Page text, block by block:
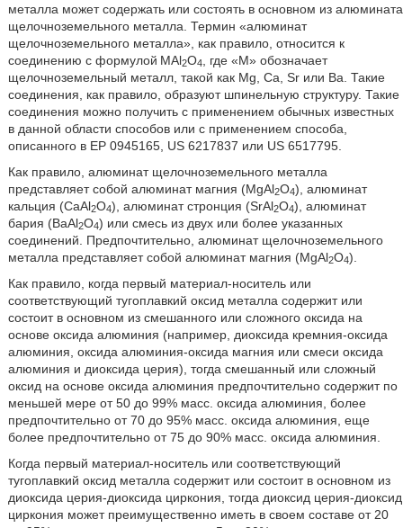
металла может содержать или состоять в основном из алюмината
щелочноземельного металла. Термин «алюминат
щелочноземельного металла», как правило, относится к
соединению с формулой MAl2O4
, где «M» обозначает
щелочноземельный металл, такой как Mg, Ca, Sr или Ba. Такие
соединения, как правило, образуют шпинельную структуру. Такие
соединения можно получить с применением обычных известных
в данной области способов или с применением способа,
описанного в EP 0945165, US 6217837 или US 6517795.
Как правило, алюминат щелочноземельного металла
представляет собой алюминат магния (MgAl2O4), алюминат
кальция (CaAl2O4), алюминат стронция (SrAl2O4), алюминат
бария (BaAl2O4) или смесь из двух или более указанных
соединений. Предпочтительно, алюминат щелочноземельного
металла представляет собой алюминат магния (MgAl2O4).
Как правило, когда первый материал-носитель или
соответствующий тугоплавкий оксид металла содержит или
состоит в основном из смешанного или сложного оксида на
основе оксида алюминия (например, диоксида кремния-оксида
алюминия, оксида алюминия-оксида магния или смеси оксида
алюминия и диоксида церия), тогда смешанный или сложный
оксид на основе оксида алюминия предпочтительно содержит по
меньшей мере от 50 до 99% масс. оксида алюминия, более
предпочтительно от 70 до 95% масс. оксида алюминия, еще
более предпочтительно от 75 до 90% масс. оксида алюминия.
Когда первый материал-носитель или соответствующий
тугоплавкий оксид металла содержит или состоит в основном из
диоксида церия-диоксида циркония, тогда диоксид церия-диоксид
циркония может преимущественно иметь в своем составе от 20